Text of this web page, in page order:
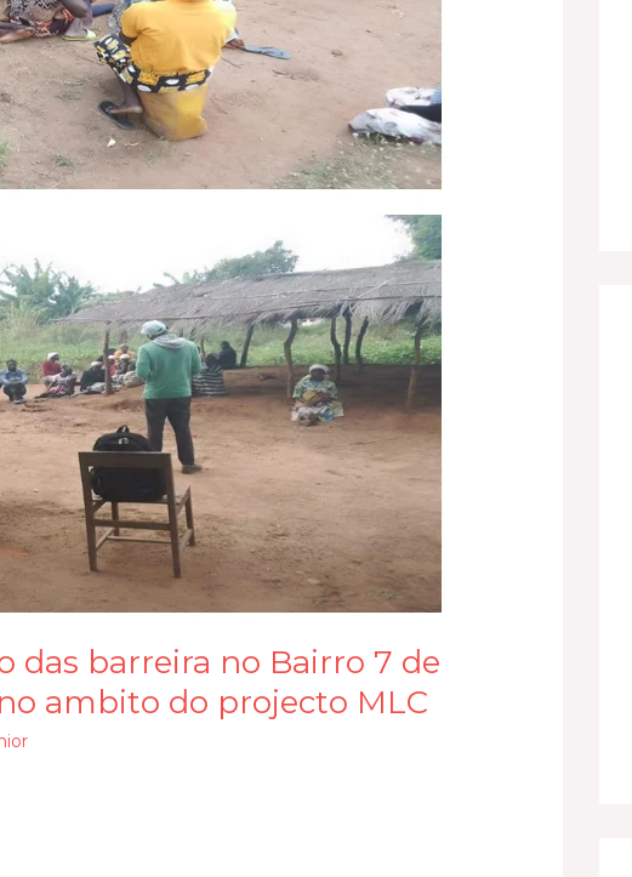
das barreira no Bairro 7 de
ambito do projecto MLC